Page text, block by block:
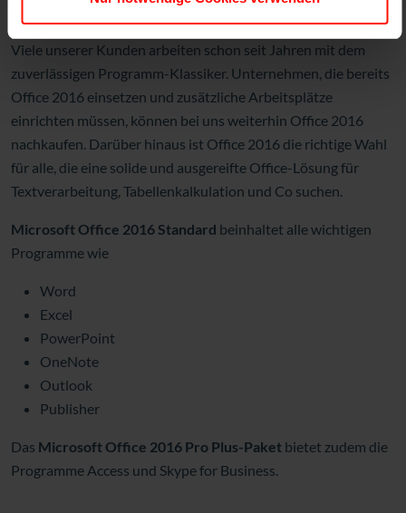
Viele unserer Kunden arbeiten schon seit Jahren mit dem
zuverlässigen Programm-Klassiker. Unternehmen, die bereits
Office 2016 einsetzen und zusätzliche Arbeitsplätze
einrichten müssen, können bei uns weiterhin Office 2016
nachkaufen. Darüber hinaus ist Office 2016 die richtige Wahl
für alle, die eine solide und ausgereifte Office-Lösung für
Textverarbeitung, Tabellenkalkulation und Co suchen.
Microsoft Office 2016 Standard beinhaltet alle wichtigen
Programme wie
Word
Excel
PowerPoint
OneNote
Outlook
Publisher
Das Microsoft Office 2016 Pro Plus-Paket bietet zudem die
Programme Access und Skype for Business.